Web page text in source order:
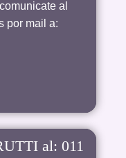
al
por mail a:
al: 011